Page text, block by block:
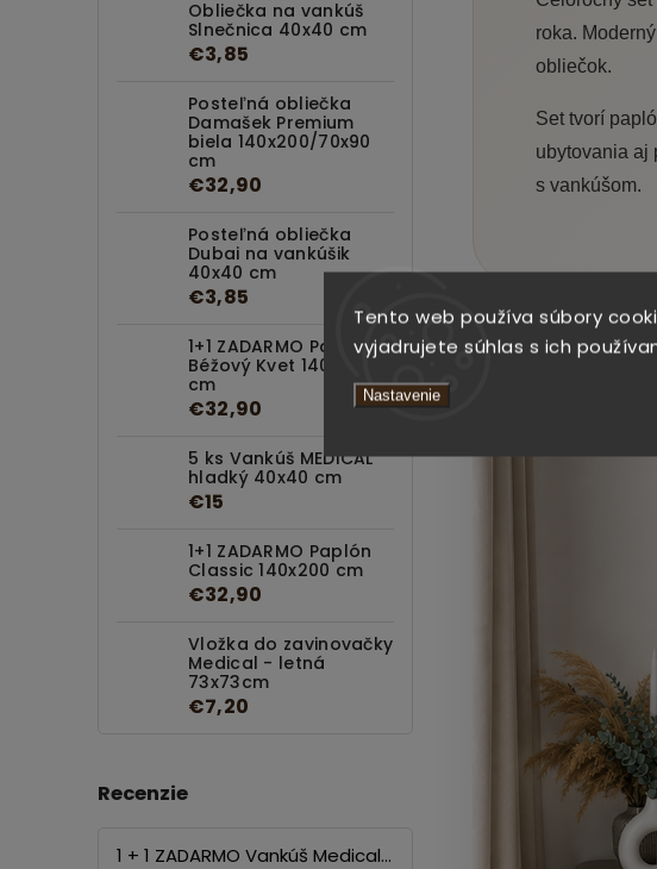
Tento web používa súbory
vyjadrujete súhlas s ich
Nastavenie
Obliečka na vankúš
Slnečnica 40x40 cm
€3,85
Posteľná obliečka
Damašek Premium
biela 140x200/70x90
cm
€32,90
Posteľná obliečka
Dubai na vankúšik
40x40 cm
€3,85
1+1 ZADARMO Paplón
Béžový Kvet 140x200
cm
€32,90
5 ks Vankúš MEDICAL
hladký 40x40 cm
€15
1+1 ZADARMO Paplón
Classic 140x200 cm
€32,90
Vložka do zavinovačky
Medical - letná
73x73cm
€7,20
Recenzie
1 + 1 ZADARMO Vankúš Medical 70x90 cm
roka.
obliečok.
Set tvorí
ubytovania aj
s vankúšom.